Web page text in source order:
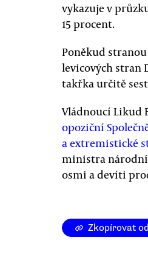
vykazuje v
15 procent.
Poněkud
levicových stran
takřka určitě
Vládnoucí Likud
opoziční
a extremistické
ministra
osmi a devíti
Zkopírovat